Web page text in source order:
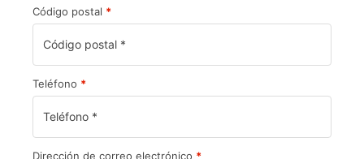
Código postal *
Teléfono *
Dirección de correo electrónico *